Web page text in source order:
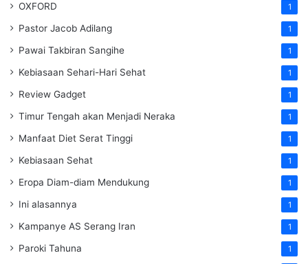
OXFORD 1
Pastor Jacob Adilang 1
Pawai Takbiran Sangihe 1
Kebiasaan Sehari-Hari Sehat 1
Review Gadget 1
Timur Tengah akan Menjadi Neraka 1
Manfaat Diet Serat Tinggi 1
Kebiasaan Sehat 1
Eropa Diam-diam Mendukung 1
Ini alasannya 1
Kampanye AS Serang Iran 1
Paroki Tahuna 1